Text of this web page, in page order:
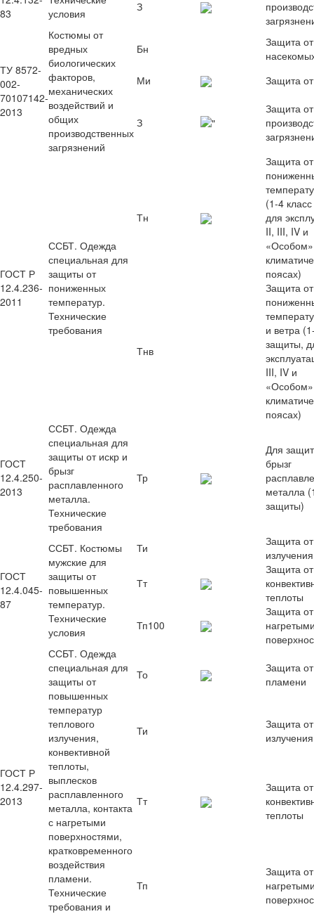
83
условия
З
ТУ 8572-
002-
70107142-
2013
Костюмы от
вредных
биологических
факторов,
механических
воздействий и
общих
производственных
загрязнений
Бн
Защита от
Ми
Защита
З
Защита
ГОСТ Р
12.4.236-
2011
ССБТ. Одежда
специальная для
защиты от
пониженных
температур.
Технические
требования
Тн
Защита от
(1-4
для
II, III, IV и
«Особом»
поясах)
Тнв
Защита от
и ветра
защиты,
III, IV и
«Особом»
поясах)
ГОСТ
12.4.250-
2013
ССБТ. Одежда
специальная для
защиты от искр и
брызг
расплавленного
металла.
Технические
требования
Тр
Для
брызг
металла
защиты)
ГОСТ
12.4.045-
87
ССБТ. Костюмы
мужские для
защиты от
повышенных
температур.
Технические
условия
Ти
Защита
излучения
Тт
Защита от
теплоты
Тп100
Защита от
ГОСТ Р
12.4.297-
2013
ССБТ. Одежда
специальная для
защиты от
повышенных
температур
теплового
излучения,
конвективной
теплоты,
выплесков
расплавленного
металла, контакта
с нагретыми
поверхностями,
кратковременного
воздействия
пламени.
Технические
требования и
То
Защита
пламени
Ти
Защита
излучения
Тт
Защита от
теплоты
Тп
Защита от